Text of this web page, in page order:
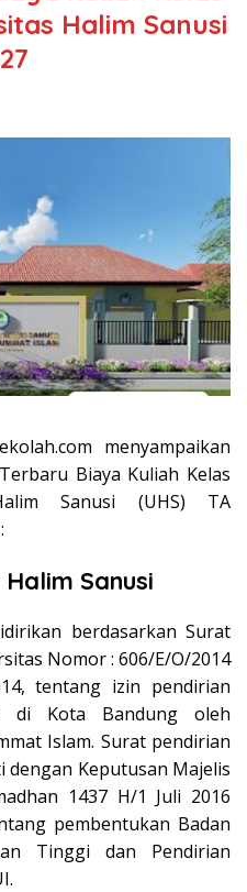
Halim Sanusi
menyampaikan
Biaya Kuliah Kelas
Sanusi (UHS) TA
Sanusi
berdasarkan Surat
Nomor : 606/E/O/2014
tentang izin pendirian
di Kota Bandung oleh
Islam. Surat pendirian
Keputusan Majelis
1437 H/1 Juli 2016
pembentukan Badan
Tinggi dan Pendirian